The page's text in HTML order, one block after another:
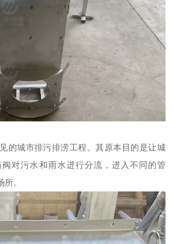
的城市排污排涝工程。其原本目的是让城
对污水和雨水进行分流，进入不同的管
。